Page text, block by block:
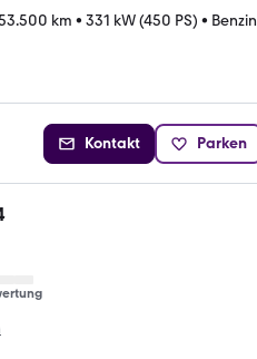
km • 331 kW (450 PS) • Benzin
Kontakt Parken